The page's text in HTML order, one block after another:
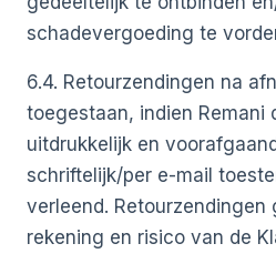
schadevergoeding te
6.4. Retourzendingen na
toegestaan, indien Remani
uitdrukkelijk en
schriftelijk/per e-mail
verleend. Retourzendingen
rekening en risico van de